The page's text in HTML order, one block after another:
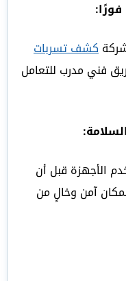
كشف تسربات
فني مدرب للتعامل
الأجهزة قبل أن
آمن وخالٍ من